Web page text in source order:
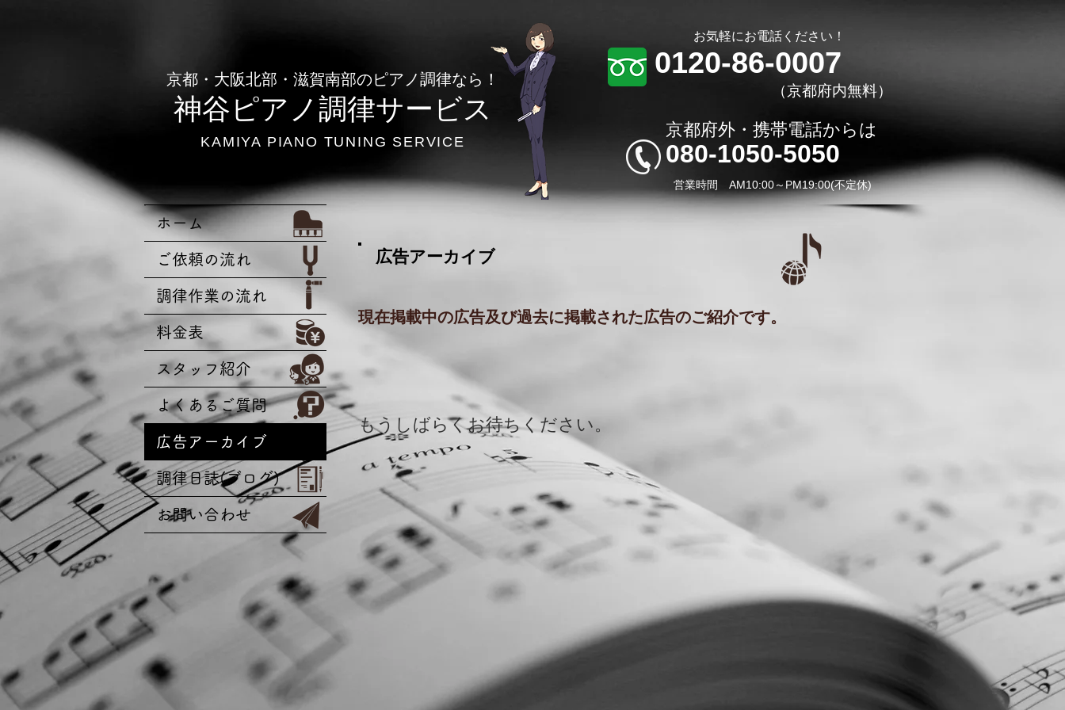
​京都・大阪北部・滋賀南部のピアノ調律なら！
神谷ピアノ調律サービス
KAMIYA PIANO TUNING SERVICE
​お気軽にお電話ください！
0120-86-0007
​（京都府内無料）
​京都府外・携帯電話からは
​080-1050-5050
​営業時間 AM10:00～PM19:00(不定休)
​ 広告アーカイブ
​現在掲載中の広告及び過去に掲載された広告のご紹介です。
もうしばらくお待ちください。
ホーム
ご依頼の流れ
調律作業の流れ
料金表
スタッフ紹介
よくあるご質問
広告アーカイブ
調律日誌(ブログ)
お問い合わせ